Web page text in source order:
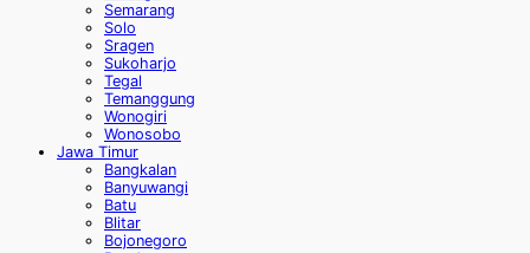
Semarang
Solo
Sragen
Sukoharjo
Tegal
Temanggung
Wonogiri
Wonosobo
Jawa Timur
Bangkalan
Banyuwangi
Batu
Blitar
Bojonegoro